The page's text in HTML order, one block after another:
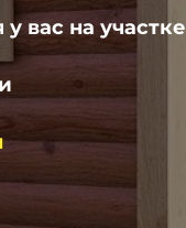
вас на участке